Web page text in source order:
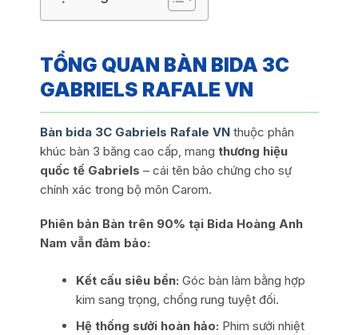
TỔNG QUAN BÀN BIDA 3C
GABRIELS RAFALE VN
Bàn bida 3C Gabriels Rafale VNthuộc phân
khúc bàn 3 băng cao cấp, mang thương hiệu
quốc tế Gabriels – cái tên bảo chứng cho sự
chính xác trong bộ môn Carom.
Phiên bản Bàn trên 90% tại Bida Hoàng Anh
Nam vẫn đảm bảo:
Kết cấu siêu bền: Góc bàn làm bằng hợp
kim sang trọng, chống rung tuyệt đối.
Hệ thống sưởi hoàn hảo: Phim sưởi nhiệt